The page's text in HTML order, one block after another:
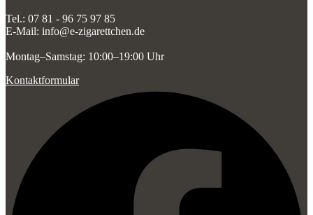
Tel.: 07 81 - 96 75 97 85
E-Mail: info@e-zigarettchen.de
Montag–Samstag: 10:00–19:00 Uhr
Kontaktformular